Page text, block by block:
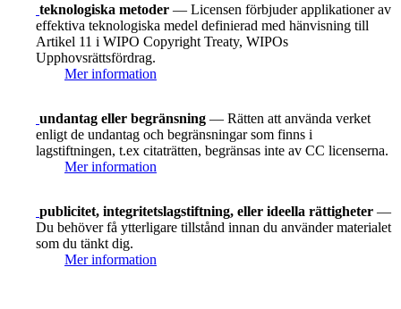
teknologiska metoder — Licensen förbjuder applikationer av
effektiva teknologiska medel definierad med hänvisning till
Artikel 11 i WIPO Copyright Treaty, WIPOs
Upphovsrättsfördrag.
Mer information
undantag eller begränsning — Rätten att använda verket
enligt de undantag och begränsningar som finns i
lagstiftningen, t.ex citaträtten, begränsas inte av CC licenserna.
Mer information
publicitet, integritetslagstiftning, eller ideella rättigheter —
Du behöver få ytterligare tillstånd innan du använder materialet
som du tänkt dig.
Mer information